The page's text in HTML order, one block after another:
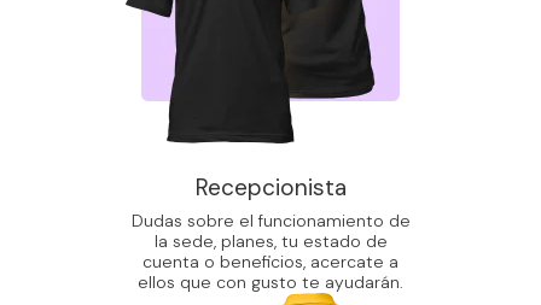
Recepcionista
Dudas sobre el funcionamiento de
la sede, planes, tu estado de
cuenta o beneficios, acercate a
ellos que con gusto te ayudarán.